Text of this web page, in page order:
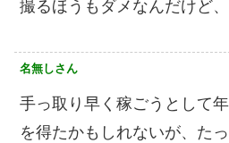
撮るほうもダメなんだけど
名無しさん
手っ取り早く稼ごうとして
を得たかもしれないが、た